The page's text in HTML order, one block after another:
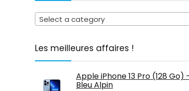
Select a category
Les meilleures affaires !
Apple iPhone 13 Pro (128 Go) -
Bleu Alpin